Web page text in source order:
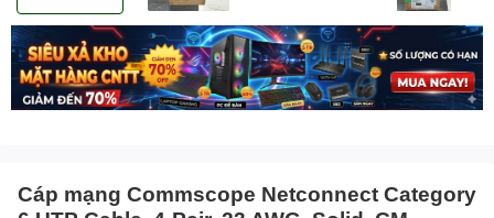
Cáp mạng Commscope Netconnect Category